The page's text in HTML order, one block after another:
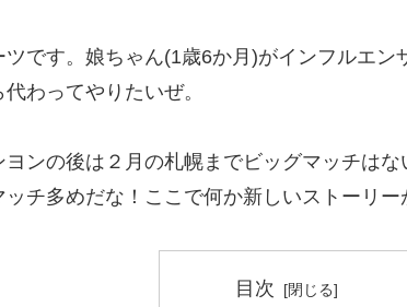
ツです。娘ちゃん(1歳6か月)がインフルエ
わってやりたいぜ。
ンの後は２月の札幌までビッグマッチは
チ多めだな！ここで何か新しいストーリー
目次